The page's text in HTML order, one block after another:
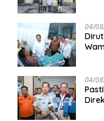
04/
04/